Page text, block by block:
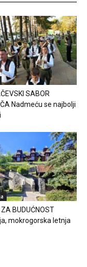
SABOR
Nadmeću se najbolji
ZA BUDUĆNOST
mokrogorska letnja